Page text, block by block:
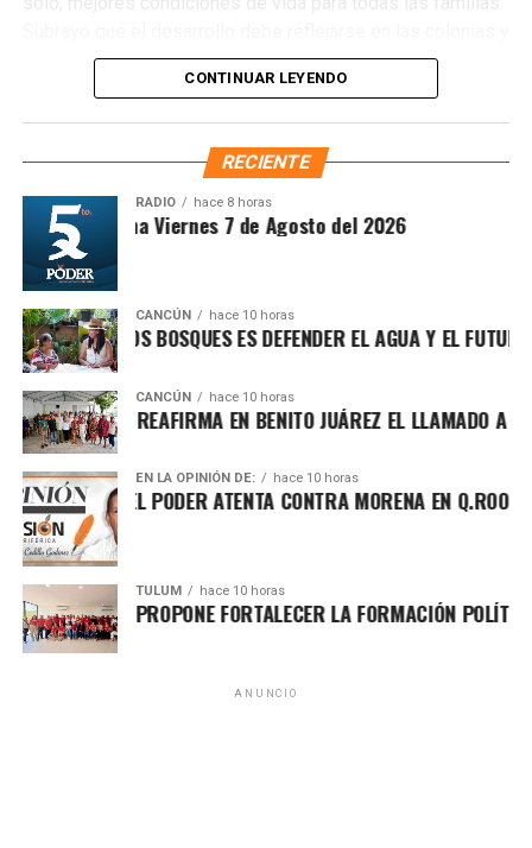
recursos naturales también significa defender nuestra
calidad de vida”, expresó.
en quienes históricamente han permanecido rezagados,
destacando el impacto de los programas sociales, el
incremento del salario mínimo y las inversiones federales
realizadas en el sureste durante el gobierno de López
Obrador. Enfatizó que estos avances deben consolidarse
para garantizar bienestar y justicia social.
Asimismo, explicó que la gira informativa responde al
llamado de fortalecer la defensa de la soberanía nacional
frente a expresiones que, dijo, promueven posturas
postura de la presidenta Claudia Sheinbaum de mantener
CONTINUAR LEYENDO
RECIENTE
RADIO hace 8 horas
Matutina Viernes 7 de Agosto del 2026
CANCÚN hace 10 horas
LOS BOSQUES ES DEFENDER EL AGUA Y EL FUTURO
CANCÚN hace 10 horas
MARÍN REAFIRMA EN BENITO JUÁREZ EL LLAMADO A
EN LA OPINIÓN DE: hace 10 horas
POR EL PODER ATENTA CONTRA MORENA EN Q.ROO
TULUM hace 10 horas
ALDAY PROPONE FORTALECER LA FORMACIÓN POLÍTICA
ANUNCIO